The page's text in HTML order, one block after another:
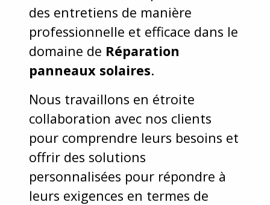
des entretiens de manière
professionnelle et efficace dans le
domaine de Réparation
panneaux solaires.
Nous travaillons en étroite
collaboration avec nos clients
pour comprendre leurs besoins et
offrir des solutions
personnalisées pour répondre à
leurs exigences en termes de